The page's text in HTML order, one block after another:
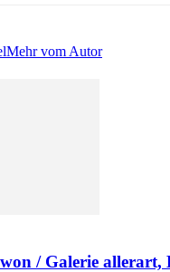
Mehr vom Autor
/ Galerie allerart,